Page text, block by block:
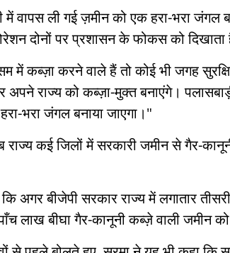
वापस ली गई ज़मीन को एक हरा-भरा जंगल
दोनों पर प्रशासन के फोकस को दिखाता
कब्ज़ा करने वाले हैं तो कोई भी जगह
राज्य को कब्ज़ा-मुक्त बनाएंगे।
भरा जंगल बनाया जाएगा।"
कई जिलों में सरकारी जमीन से गैर-
अगर बीजेपी सरकार राज्य में लगातार
लाख बीघा गैर-कानूनी कब्ज़े वाली जमीन